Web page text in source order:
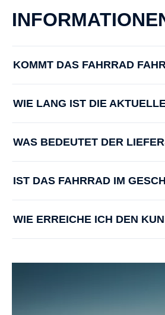
KOMMT DAS FAHRRAD
WIE LANG IST DIE
WAS BEDEUTET DER
IST DAS FAHRRAD IM
WIE ERREICHE ICH DEN